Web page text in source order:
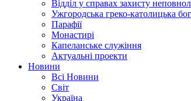
Відділ у справах захисту
Ужгородська греко-католицька
Парафії
Монастирі
Капеланське служіння
Актуальні проекти
Новини
Всі Новини
Світ
Україна